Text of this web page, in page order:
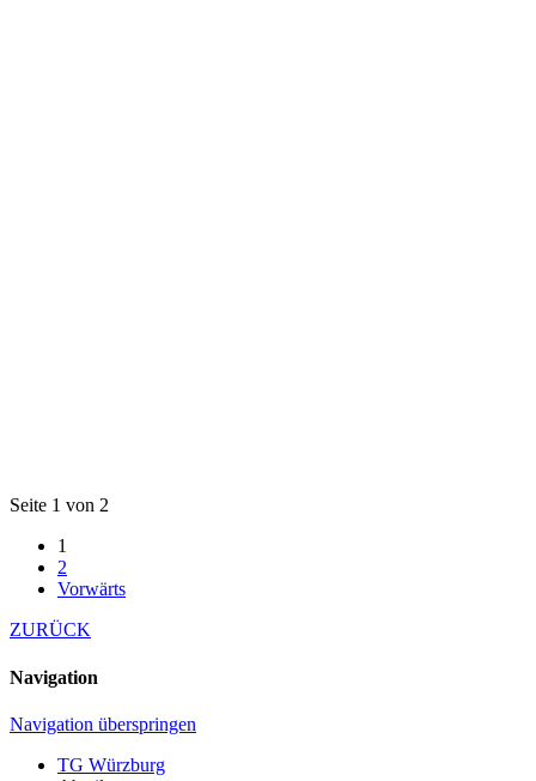
Seite 1 von 2
1
2
Vorwärts
ZURÜCK
Navigation
Navigation überspringen
TG Würzburg